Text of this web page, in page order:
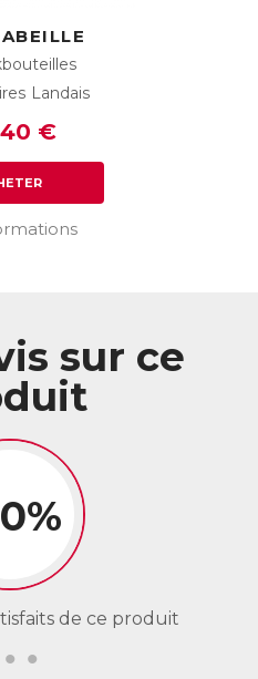
Landais
€
sur ce
de ce produit